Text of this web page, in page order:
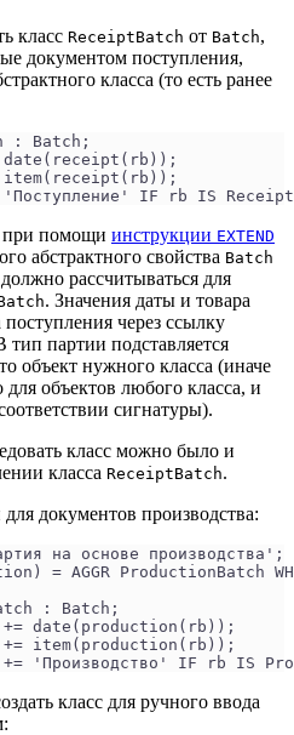
класс ReceiptBatch от Batch,
документом поступления,
класса (то есть ранее
: Batch;
date(receipt(rb));
item(receipt(rb));
IF rb IS
при помощи инструкции EXTEND
абстрактного свойства Batch
рассчитываться для
. Значения даты и товара
через ссылку
тип партии подставляется
объект нужного класса (иначе
объектов любого класса, и
сигнатуры).
класс можно было и
класса ReceiptBatch.
документов производства:
на основе производства';
= AGGR ProductionBatch
: Batch;
date(production(rb));
item(production(rb));
'Производство' IF rb IS
класс для ручного ввода